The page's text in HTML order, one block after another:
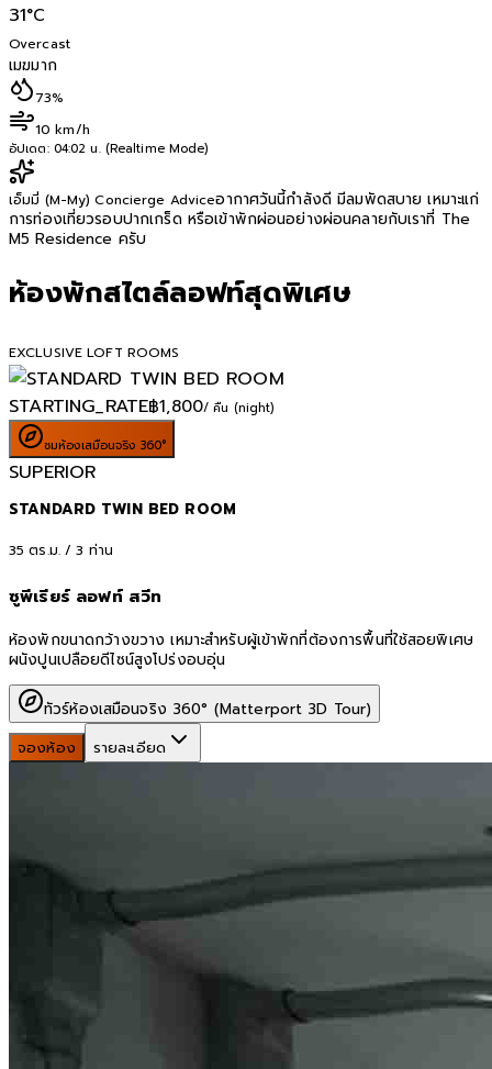
31°C
Overcast
เมฆมาก
73%
10 km/h
อัปเดต: 04:02 น. (Realtime Mode)
เอ็มมี่ (M-My) Concierge Adviceอากาศวันนี้กำลังดี มีลมพัดสบาย เหมาะแก่
การท่องเที่ยวรอบปากเกร็ด หรือเข้าพักผ่อนอย่างผ่อนคลายกับเราที่ The
M5 Residence ครับ
ห้องพักสไตล์ลอฟท์สุดพิเศษ
EXCLUSIVE LOFT ROOMS
STARTING_RATE฿1,800/ คืน (night)
ชมห้องเสมือนจริง 360°
SUPERIOR
STANDARD TWIN BED ROOM
35 ตร.ม. /3 ท่าน
ซูพีเรียร์ ลอฟท์ สวีท
ห้องพักขนาดกว้างขวาง เหมาะสำหรับผู้เข้าพักที่ต้องการพื้นที่ใช้สอยพิเศษ
ผนังปูนเปลือยดีไซน์สูงโปร่งอบอุ่น
ทัวร์ห้องเสมือนจริง 360° (Matterport 3D Tour)
จองห้อง
รายละเอียด